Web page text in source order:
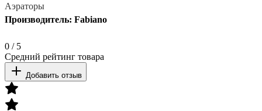
Аэраторы
Производитель: Fabiano
0 / 5
Средний рейтинг товара
Добавить отзыв